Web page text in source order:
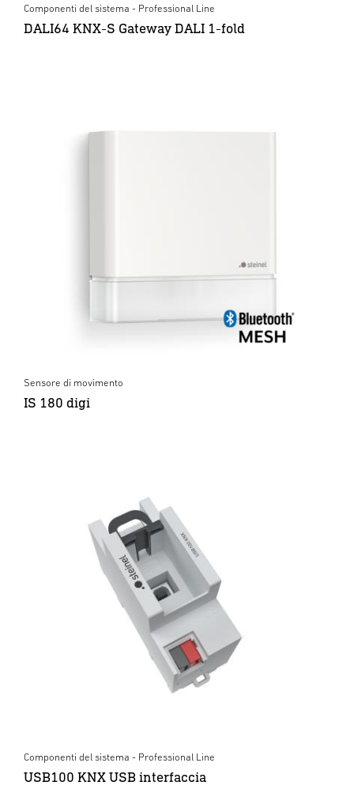
Componenti del sistema - Professional Line
DALI64 KNX-S Gateway DALI 1-fold
Sensore di movimento
IS 180 digi
Componenti del sistema - Professional Line
USB100 KNX USB interfaccia